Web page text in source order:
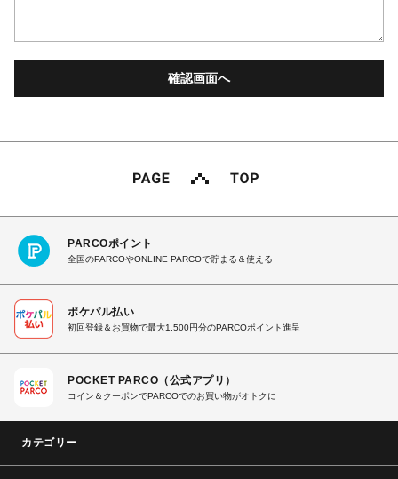
PARCOポイント
全国のPARCOやONLINE PARCOで貯まる＆使える
ポケパル払い
初回登録＆お買物で最大1,500円分のPARCOポイント進呈
POCKET PARCO（公式アプリ）
コイン＆クーポンでPARCOでのお買い物がオトクに
カテゴリー